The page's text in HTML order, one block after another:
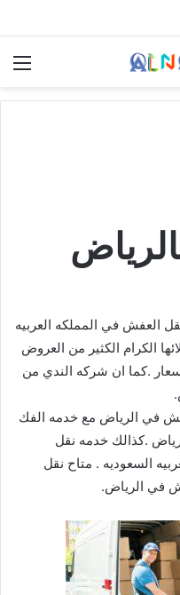
العفش في المملكه العربيه
الكرام الكثير من العروض
.كما ان شركه الندي من
في الرياض مع خدمه الفك
.كذالك خدمه نقل
السعوديه . متاح نقل
في الرياض.